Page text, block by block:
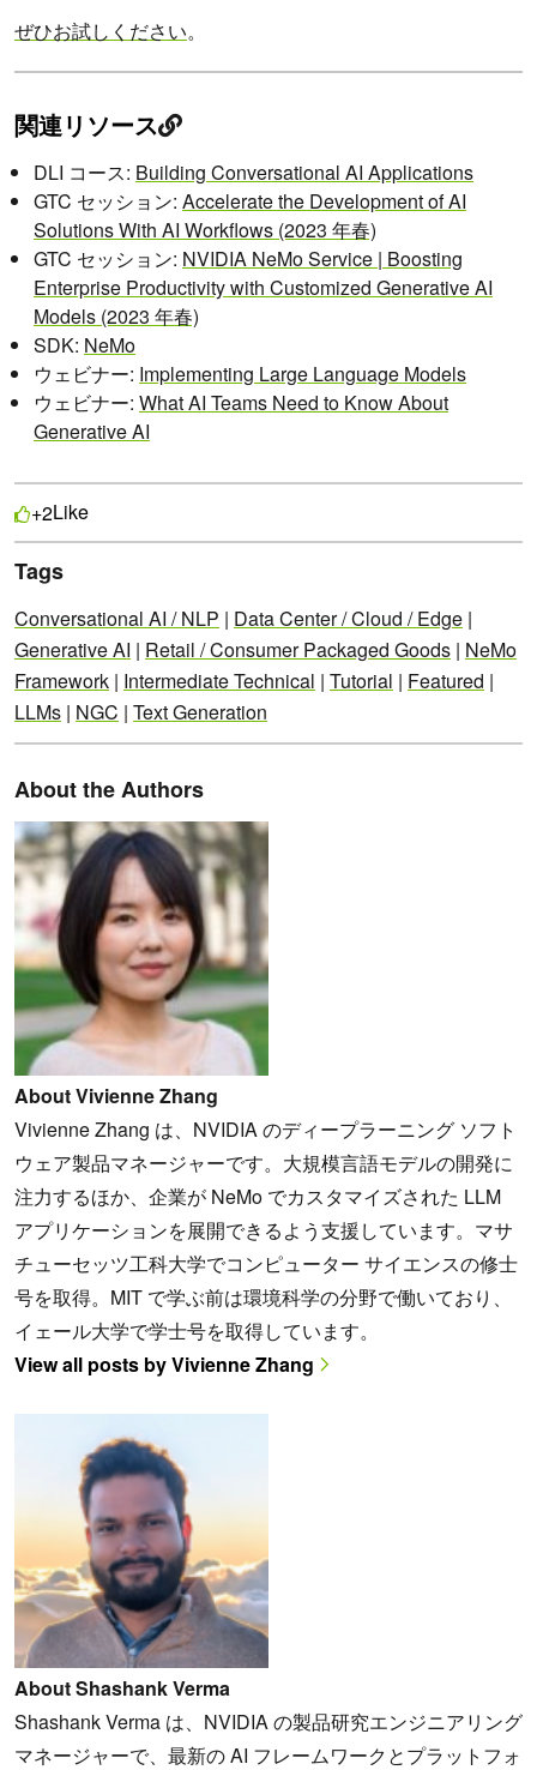
ぜひお試しください。
関連リソース
DLI コース: Building Conversational AI Applications
GTC セッション: Accelerate the Development of AI
Solutions With AI Workflows (2023 年春)
GTC セッション: NVIDIA NeMo Service | Boosting
Enterprise Productivity with Customized Generative AI
Models (2023 年春)
SDK: NeMo
ウェビナー: Implementing Large Language Models
ウェビナー: What AI Teams Need to Know About
Generative AI
+2Like
Tags
Conversational AI / NLP | Data Center / Cloud / Edge |
Generative AI | Retail / Consumer Packaged Goods | NeMo
Framework | Intermediate Technical | Tutorial | Featured |
LLMs | NGC | Text Generation
About the Authors
About Vivienne Zhang
Vivienne Zhang は、NVIDIA のディープラーニング ソフト
ウェア製品マネージャーです。大規模言語モデルの開発に
注力するほか、企業が NeMo でカスタマイズされた LLM
アプリケーションを展開できるよう支援しています。マサ
チューセッツ工科大学でコンピューター サイエンスの修士
号を取得。MIT で学ぶ前は環境科学の分野で働いており、
イェール大学で学士号を取得しています。
View all posts by Vivienne Zhang
About Shashank Verma
Shashank Verma は、NVIDIA の製品研究エンジニアリング
マネージャーで、最新の AI フレームワークとプラットフォ